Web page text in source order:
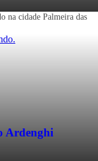
na cidade Palmeira das
Ardenghi